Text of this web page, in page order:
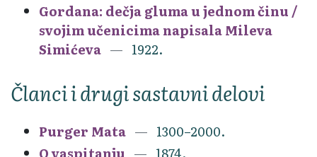
Gordana: dečja gluma u jednom činu /
svojim učenicima napisala Mileva
Simićeva
1922.
Članci i drugi sastavni delovi
Purger Mata
1300–2000.
O vaspitanju
1874.